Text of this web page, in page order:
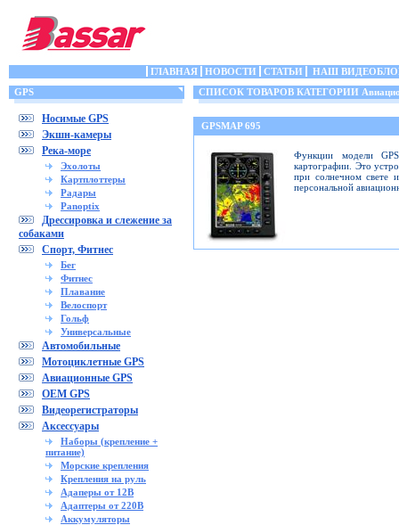
ГЛАВНАЯ НОВОСТИ СТАТЬИ
НАШ
GPS
Носимые GPS
Экшн-камеры
Река-море
Эхолоты
Картплоттеры
Радары
Panoptix
Дрессировка и слежение за
собаками
Спорт, Фитнес
Бег
Фитнес
Плавание
Велоспорт
Гольф
Универсальные
Автомобильные
Мотоциклетные GPS
Авиационные GPS
OEM GPS
Видеорегистраторы
Аксессуары
Наборы (крепление +
питание)
Морские крепления
Крепления на руль
Адаперы от 12В
Адаптеры от 220В
Аккумуляторы
СПИСОК ТОВАРОВ КАТЕГОРИИ
GPSMAP 695
Функции модели
картографии. Это
при солнечном свете
персональной